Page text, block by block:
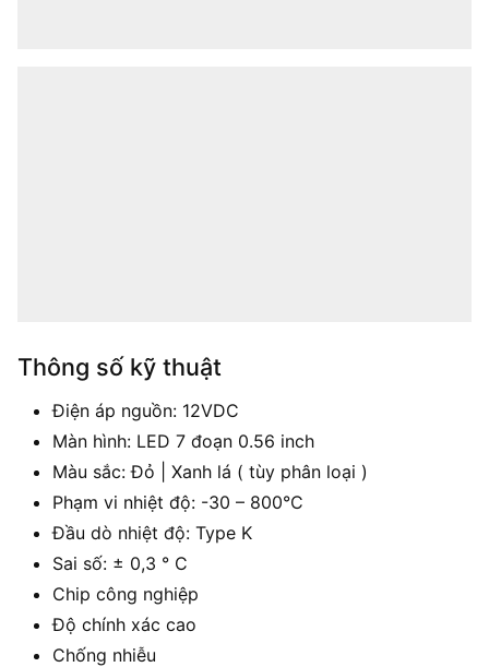
Thông số kỹ thuật
Điện áp nguồn: 12VDC
Màn hình: LED 7 đoạn 0.56 inch
Màu sắc: Đỏ | Xanh lá ( tùy phân loại )
Phạm vi nhiệt độ: -30 – 800°C
Đầu dò nhiệt độ: Type K
Sai số: ± 0,3 ° C
Chip công nghiệp
Độ chính xác cao
Chống nhiễu